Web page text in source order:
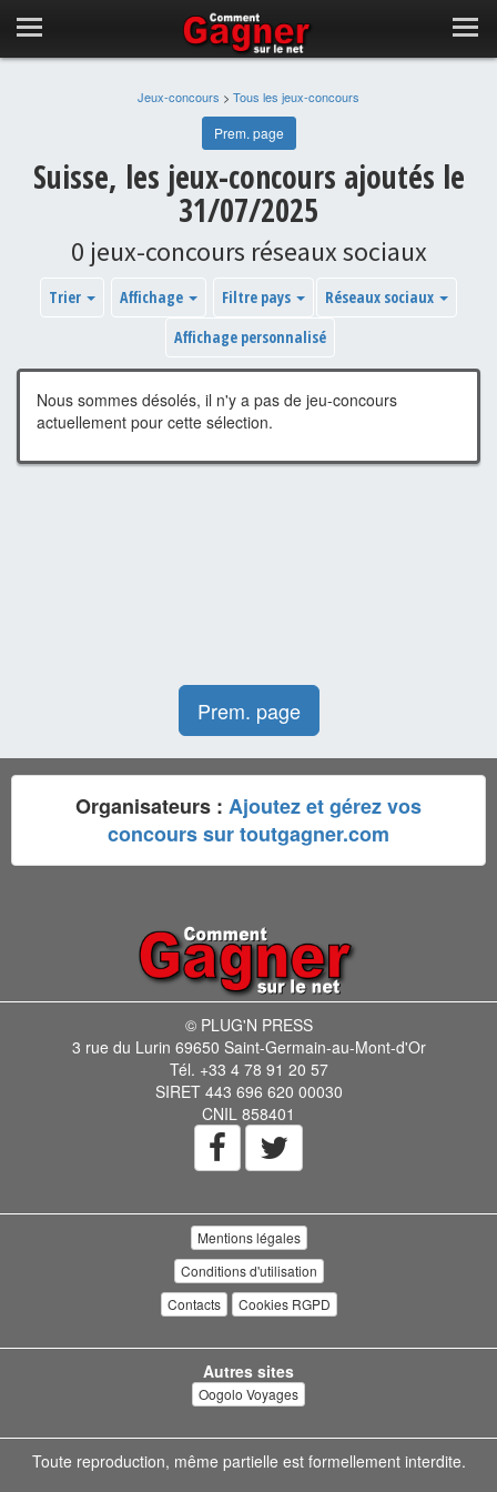
Jeux-concours > Tous les jeux-concours
Prem. page
Suisse, les jeux-concours ajoutés le
31/07/2025
0 jeux-concours réseaux sociaux
Trier Affichage Filtre pays
Réseaux sociaux
Affichage personnalisé
Nous sommes désolés, il n'y a pas de jeu-concours
actuellement pour cette sélection.
Prem. page
Organisateurs : Ajoutez et gérez vos
concours sur toutgagner.com
© PLUG'N PRESS
3 rue du Lurin 69650 Saint-Germain-au-Mont-d'Or
Tél. +33 4 78 91 20 57
SIRET 443 696 620 00030
CNIL 858401
Mentions légales
Conditions d'utilisation
Contacts
Cookies RGPD
Autres sites
Oogolo Voyages
Toute reproduction, même partielle est formellement interdite.